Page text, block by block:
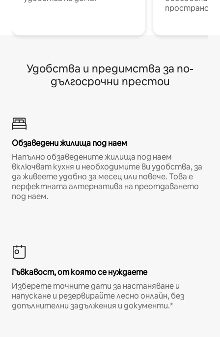
Удобства и предимства за по-
дългосрочни престои
Обзаведени жилища под наем
Напълно обзаведените жилища под наем
включват кухня и необходимите ви удобства, за
да живеете удобно за месец или повече. Това е
перфектната алтернатива на преотдаването
под наем.
Гъвкавост, от която се нуждаете
Изберете точните дати за настаняване и
напускане и резервирайте лесно онлайн, без
допълнителни задължения и документи.*